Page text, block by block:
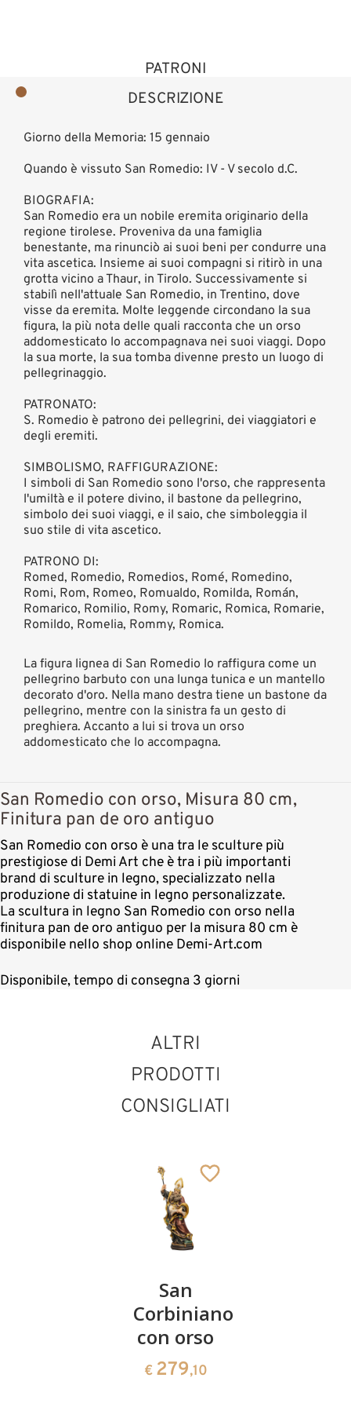
DESCRIZIONE
PATRONI
Giorno della Memoria: 15 gennaio
Quando è vissuto San Romedio: IV - V secolo d.C.
BIOGRAFIA:
San Romedio era un nobile eremita originario della
regione tirolese. Proveniva da una famiglia
benestante, ma rinunciò ai suoi beni per condurre una
vita ascetica. Insieme ai suoi compagni si ritirò in una
grotta vicino a Thaur, in Tirolo. Successivamente si
stabilì nell'attuale San Romedio, in Trentino, dove
visse da eremita. Molte leggende circondano la sua
figura, la più nota delle quali racconta che un orso
addomesticato lo accompagnava nei suoi viaggi. Dopo
la sua morte, la sua tomba divenne presto un luogo di
pellegrinaggio.
PATRONATO:
S. Romedio è patrono dei pellegrini, dei viaggiatori e
degli eremiti.
SIMBOLISMO, RAFFIGURAZIONE:
I simboli di San Romedio sono l'orso, che rappresenta
l'umiltà e il potere divino, il bastone da pellegrino,
simbolo dei suoi viaggi, e il saio, che simboleggia il
suo stile di vita ascetico.
PATRONO DI:
Romed, Romedio, Romedios, Romé, Romedino,
Romi, Rom, Romeo, Romualdo, Romilda, Román,
Romarico, Romilio, Romy, Romaric, Romica, Romarie,
Romildo, Romelia, Rommy, Romica.
La figura lignea di San Romedio lo raffigura come un
pellegrino barbuto con una lunga tunica e un mantello
decorato d'oro. Nella mano destra tiene un bastone da
pellegrino, mentre con la sinistra fa un gesto di
preghiera. Accanto a lui si trova un orso
addomesticato che lo accompagna.
San Romedio con orso, Misura 80 cm,
Finitura pan de oro antiguo
San Romedio con orso è una tra le sculture più
prestigiose di Demi Art che è tra i più importanti
brand di sculture in legno, specializzato nella
produzione di statuine in legno personalizzate.
La scultura in legno San Romedio con orso nella
finitura pan de oro antiguo per la misura 80 cm è
disponibile nello shop online Demi-Art.com
Disponibile, tempo di consegna 3 giorni
ALTRI
PRODOTTI
CONSIGLIATI
San
Corbiniano
con orso
€ 279,10